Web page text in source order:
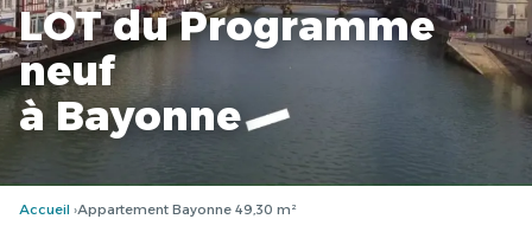
LOT du Programme
neuf
à Bayonne
Accueil Appartement Bayonne 49,30 m²